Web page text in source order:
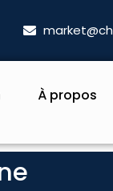
À propos